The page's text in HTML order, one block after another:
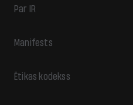
Par IR
Manifests
Ētikas kodekss